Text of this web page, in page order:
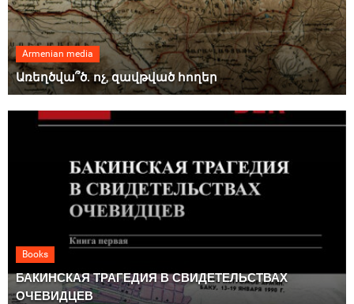
Armenian media
Առեղծվա՞ծ. ոչ, զավթված հողեր
Books
БАКИНСКАЯ ТРАГЕДИЯ В СВИДЕТЕЛЬСТВАХ
ОЧЕВИДЦЕВ